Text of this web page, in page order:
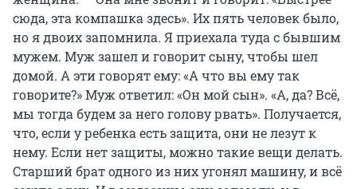
сюда, эта компашка здесь». Их пять человек было,
но я двоих запомнила. Я приехала туда с бывшим
мужем. Муж зашел и говорит сыну, чтобы шел
домой. А эти говорят ему: «А что вы ему так
говорите?» Муж ответил: «Он мой сын». «А, да? Всё,
мы тогда будем за него голову рвать». Получается,
что, если у ребенка есть защита, они не лезут к
нему. Если нет защиты, можно такие вещи делать.
Старший брат одного из них угонял машину, и всё